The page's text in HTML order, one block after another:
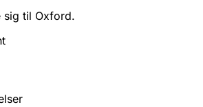
sig til Oxford.